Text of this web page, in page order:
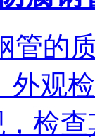
管的
外观
检